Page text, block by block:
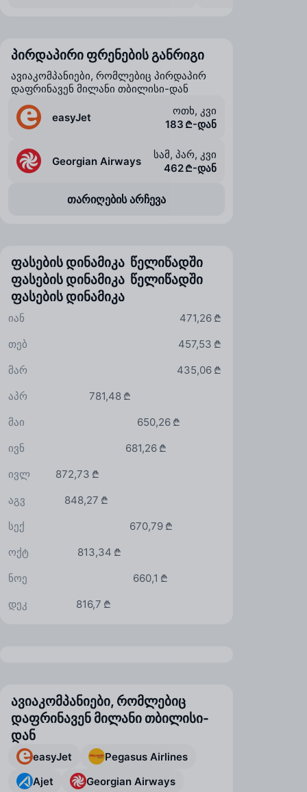
პირდაპირი ფრენების განრიგი
ავიაკომპანიები, რომლებიც პირდაპირ
დაფრინავენ მილანი თბილისი-დან
easyJet
ოთხ, კვი
183 ₾-დან
Georgian Airways
სამ, პარ, კვი
462 ₾-დან
თარიღების არჩევა
ფასების დინამიკა წელიწადში
ფასების დინამიკა წელიწადში
ფასების დინამიკა
471,26 ₾
იან
457,53 ₾
თებ
435,06 ₾
მარ
781,48 ₾
აპრ
650,26 ₾
მაი
681,26 ₾
ივნ
872,73 ₾
ივლ
848,27 ₾
აგვ
670,79 ₾
სექ
813,34 ₾
ოქტ
660,1 ₾
ნოე
816,7 ₾
დეკ
ავიაკომპანიები, რომლებიც
დაფრინავენ მილანი თბილისი-
დან
easyJet
Pegasus Airlines
Ajet
Georgian Airways